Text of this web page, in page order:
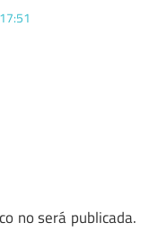
no será publicada.